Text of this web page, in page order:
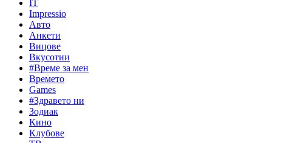
IT
Impressio
Авто
Анкети
Вицове
Вкусотии
#Време за мен
Времето
Games
#Здравето ни
Зодиак
Кино
Клубове